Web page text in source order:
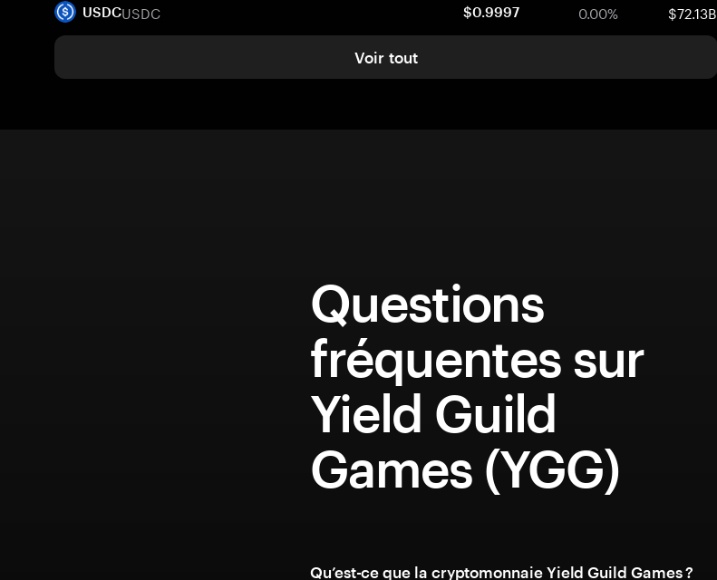
USDCUSDC $0.9997 0.00% $72.13B
Voir tout
Questions
fréquentes sur
Yield Guild
Games (YGG)
Qu’est-ce que la cryptomonnaie Yield Guild Games ?